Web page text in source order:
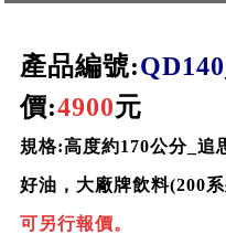
產品編號:QD140
價:4900元
規格:高度約170公分_ 追
好油， 大廠牌飲料(200系
可另行報價。